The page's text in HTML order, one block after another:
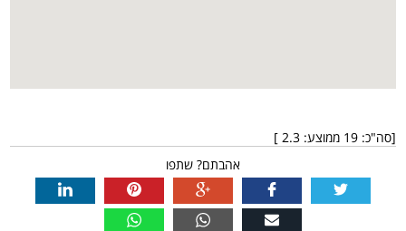
[סה"כ: 19 ממוצע: 2.3
]
אהבתם? שתפו